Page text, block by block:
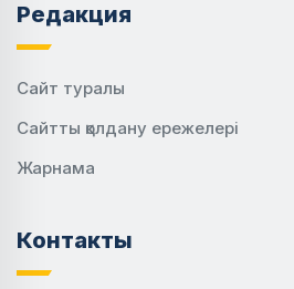
Редакция
Сайт туралы
Сайтты қолдану ережелері
Жарнама
Контакты